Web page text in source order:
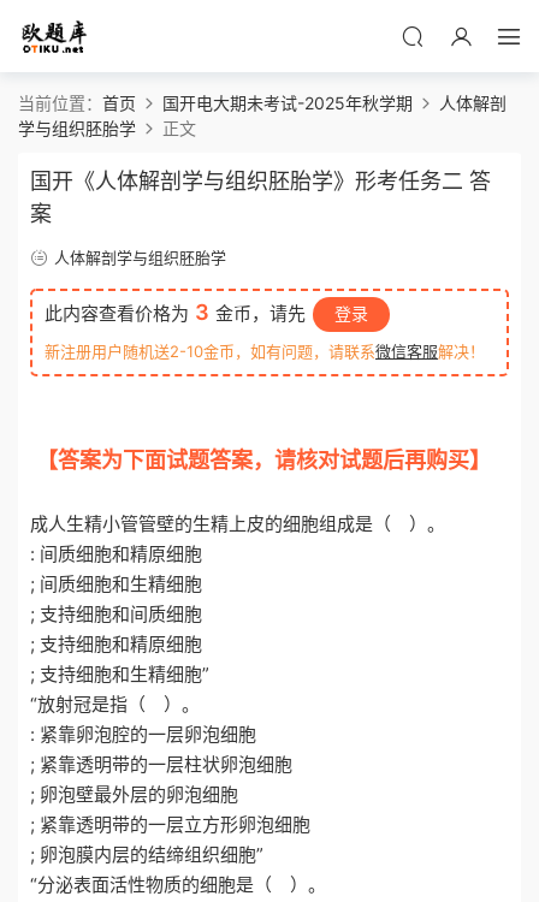
当前位置： 首页 国开电大期未考试-2025年秋学期
人体解剖
学与组织胚胎学
正文
国开《人体解剖学与组织胚胎学》形考任务二 答
案
人体解剖学与组织胚胎学
此内容查看价格为 3 金币，请先 登录
新注册用户随机送2-10金币，如有问题，请联系微信客服解决！
【答案为下面试题答案，请核对试题后再购买】
成人生精小管管壁的生精上皮的细胞组成是（ ）。
: 间质细胞和精原细胞
; 间质细胞和生精细胞
; 支持细胞和间质细胞
; 支持细胞和精原细胞
; 支持细胞和生精细胞”
“放射冠是指（ ）。
: 紧靠卵泡腔的一层卵泡细胞
; 紧靠透明带的一层柱状卵泡细胞
; 卵泡壁最外层的卵泡细胞
; 紧靠透明带的一层立方形卵泡细胞
; 卵泡膜内层的结缔组织细胞”
“分泌表面活性物质的细胞是（ ）。